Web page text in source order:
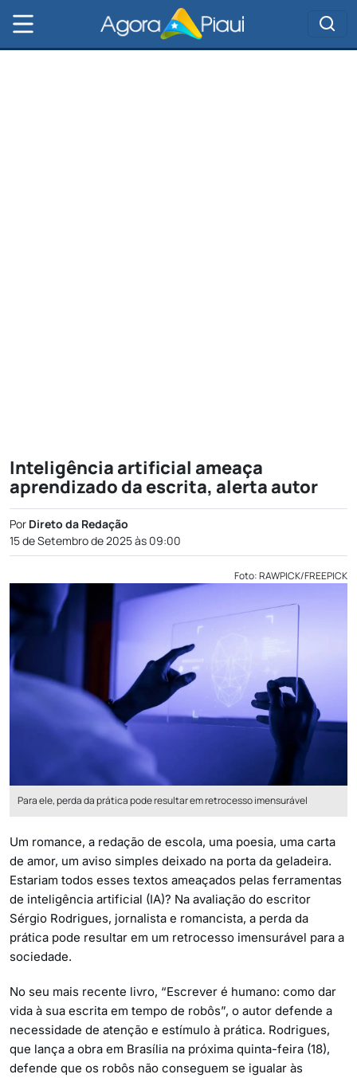
Inteligência artificial ameaça
aprendizado da escrita, alerta autor
Por Direto da Redação
15 de Setembro de 2025 às 09:00
Foto: RAWPICK/FREEPICK
Para ele, perda da prática pode resultar em retrocesso imensurável
Um romance, a redação de escola, uma poesia, uma carta
de amor, um aviso simples deixado na porta da geladeira.
Estariam todos esses textos ameaçados pelas ferramentas
de inteligência artificial (IA)? Na avaliação do escritor
Sérgio Rodrigues, jornalista e romancista, a perda da
prática pode resultar em um retrocesso imensurável para a
sociedade.
No seu mais recente livro, “Escrever é humano: como dar
vida à sua escrita em tempo de robôs”, o autor defende a
necessidade de atenção e estímulo à prática. Rodrigues,
que lança a obra em Brasília na próxima quinta-feira (18),
defende que os robôs não conseguem se igualar às